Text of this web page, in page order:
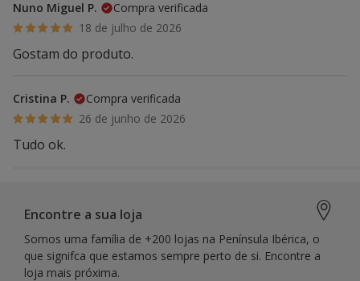
Nuno Miguel P.
Compra verificada
18 de julho de 2026
Gostam do produto.
Cristina P.
Compra verificada
26 de junho de 2026
Tudo ok.
Encontre a sua loja
Somos uma família de +200 lojas na Península Ibérica, o
que signifca que estamos sempre perto de si. Encontre a
loja mais próxima.